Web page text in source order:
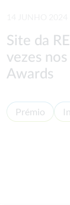
Site da
vezes
Awards
Prémio